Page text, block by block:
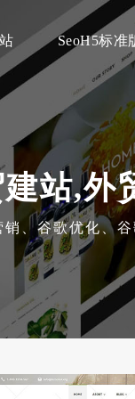
SeoH5标准
站,外
、谷歌优化、